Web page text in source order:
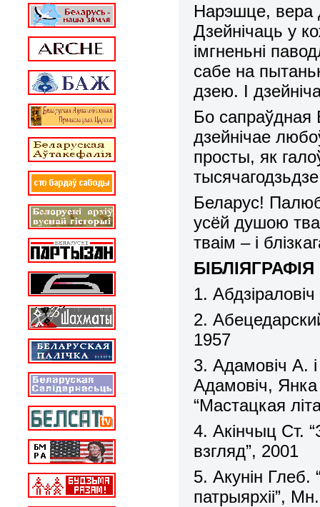
Нарэшце, вера
Дзейнічаць у
імгненьні
сабе на
дзею. І
Бо сапраўдная
дзейнічае
просты, як
Беларус!
усёй душою
тваім – і
БІБЛІЯГРАФІЯ
1.
2.
1957
3. Адамовіч А.
Адамовіч,
“Мастацкая
4. Акінчыц Ст.
взгляд”, 2001
5. Акунін Глеб.
патрыярхіі”,